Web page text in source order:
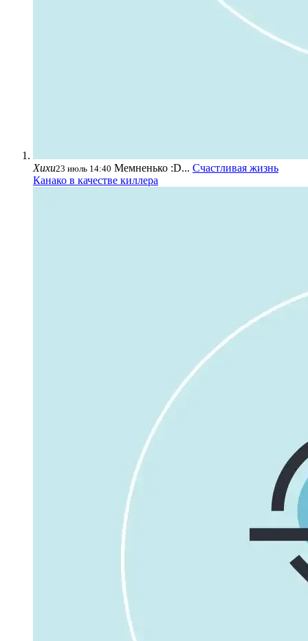
Хихи23 июль 14:40 Мемненько :D... Счастливая жизнь
Канако в качестве киллера